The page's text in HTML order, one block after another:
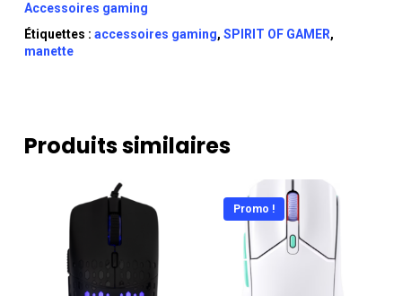
Accessoires gaming
Étiquettes : accessoires gaming, SPIRIT OF GAMER,
manette
Produits similaires
Promo !